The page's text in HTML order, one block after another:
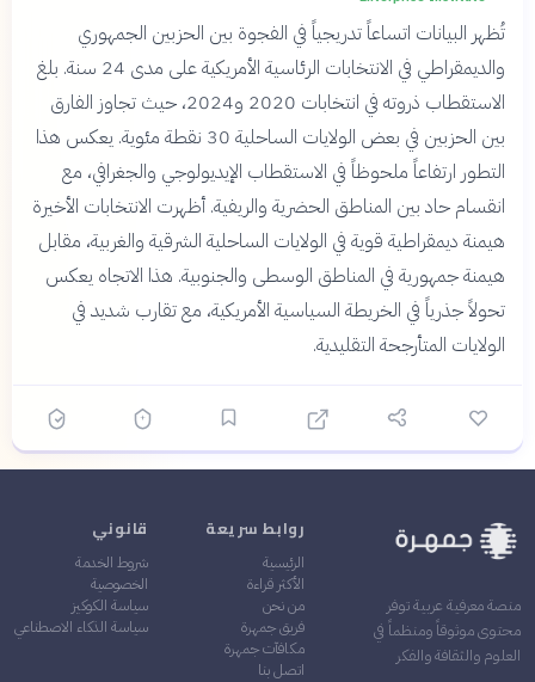
تُظهر البيانات اتساعاً تدريجياً في الفجوة بين الحزبين الجمهوري
والديمقراطي في الانتخابات الرئاسية الأمريكية على مدى 24 سنة. بلغ
الاستقطاب ذروته في انتخابات 2020 و2024، حيث تجاوز الفارق
بين الحزبين في بعض الولايات الساحلية 30 نقطة مئوية. يعكس هذا
التطور ارتفاعاً ملحوظاً في الاستقطاب الإيديولوجي والجغرافي، مع
انقسام حاد بين المناطق الحضرية والريفية. أظهرت الانتخابات الأخيرة
هيمنة ديمقراطية قوية في الولايات الساحلية الشرقية والغربية، مقابل
هيمنة جمهورية في المناطق الوسطى والجنوبية. هذا الاتجاه يعكس
تحولاً جذرياً في الخريطة السياسية الأمريكية، مع تقارب شديد في
الولايات المتأرجحة التقليدية.
منصة معرفية عربية توفر
محتوى موثوقاً ومنظماً في
العلوم والثقافة والفكر
روابط سريعة
الرئيسية
الأكثر قراءة
من نحن
فريق جمهرة
مكافآت جمهرة
اتصل بنا
قانوني
شروط الخدمة
الخصوصية
سياسة الكوكيز
سياسة الذكاء الاصطناعي